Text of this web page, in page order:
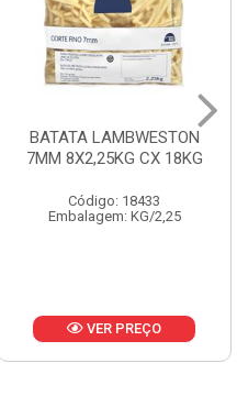
BATATA LAMBWESTON
7MM 8X2,25KG CX 18KG
Código: 18433
Embalagem: KG/2,25
VER PREÇO